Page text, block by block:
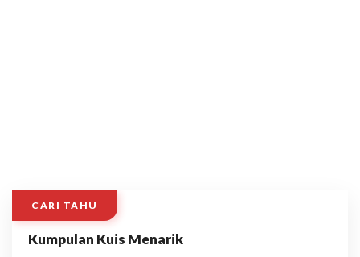
CARI TAHU
Kumpulan Kuis Menarik